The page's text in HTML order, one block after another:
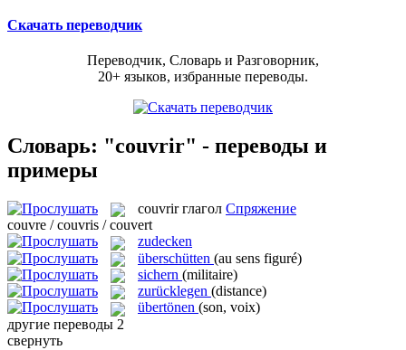
Скачать переводчик
Переводчик, Словарь и Разговорник,
20+ языков, избранные переводы.
Словарь: "couvrir" - переводы и
примеры
couvrir глагол Спряжение
couvre / couvris / couvert
zudecken
überschütten (au sens figuré)
sichern (militaire)
zurücklegen (distance)
übertönen (son, voix)
другие переводы 2
свернуть